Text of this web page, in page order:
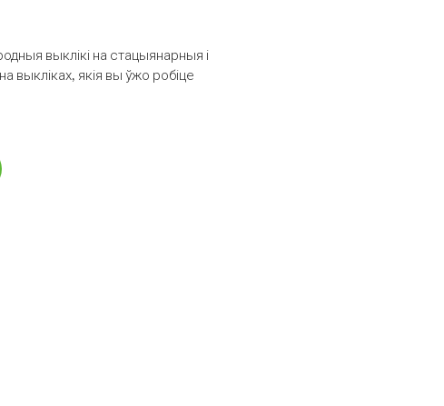
выклікі на стацыянарныя і
выкліках, якія вы ўжо робіце